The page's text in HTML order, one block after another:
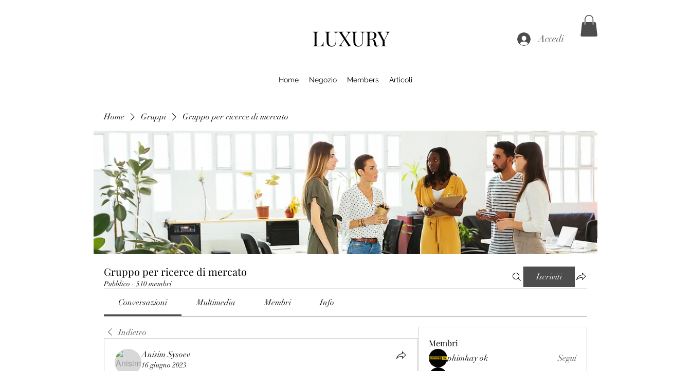
LUXURY Accedi
Home Negozio Members Articoli
Home Gruppi Gruppo per ricerce di mercato
Gruppo per ricerce di mercato
Pubblico · 510 membri
Iscriviti
Conversazioni Multimedia Membri Info
Indietro
Anisim Sysoev
16 giugno 2023
Membri
phimhay ok
Segui